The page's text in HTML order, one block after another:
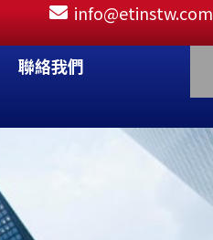
info@etinstw.com
知識專區
聯絡我們